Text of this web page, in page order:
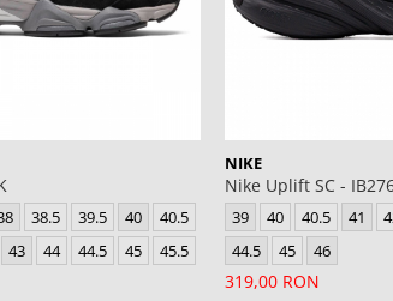
38.5 39.5 40
40.5
43 44 44.5 45
45.5
NIKE
Nike Uplift SC -
39 40 40.5 41
44.5
45 46
319,00 RON